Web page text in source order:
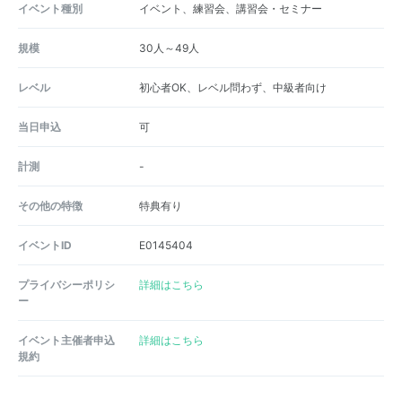
イベント種別 イベント、練習会、講習会・セミナー
規模 30人～49人
レベル 初心者OK、レベル問わず、中級者向け
当日申込 可
計測 -
その他の特徴 特典有り
イベントID E0145404
プライバシーポリシ
ー
詳細はこちら
イベント主催者申込
規約
詳細はこちら